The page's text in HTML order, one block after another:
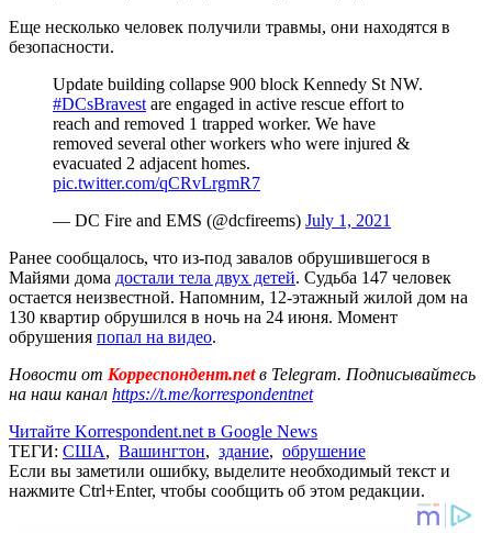
Еще несколько человек получили травмы, они находятся в
безопасности.
Update building collapse 900 block Kennedy St NW.
#DCsBravest are engaged in active rescue effort to
reach and removed 1 trapped worker. We have
removed several other workers who were injured &
evacuated 2 adjacent homes.
pic.twitter.com/qCRvLrgmR7
— DC Fire and EMS (@dcfireems) July 1, 2021
Ранее сообщалось, что из-под завалов обрушившегося в
Майями дома достали тела двух детей. Судьба 147 человек
остается неизвестной. Напомним, 12-этажный жилой дом на
130 квартир обрушился в ночь на 24 июня. Момент
обрушения попал на видео.
Новости от Корреспондент.netв Telegram. Подписывайтесь
на наш канал https://t.me/korrespondentnet
Читайте Korrespondent.net в Google News
ТЕГИ: США, Вашингтон, здание, обрушение
Если вы заметили ошибку, выделите необходимый текст и
нажмите Ctrl+Enter, чтобы сообщить об этом редакции.